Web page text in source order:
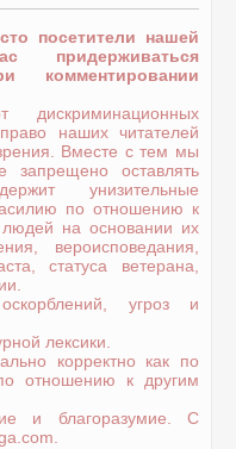
посетители нашей
придерживаться
комментировании
наших читателей
Вместе с тем мы
запрещено оставлять
унизительные
по отношению к
на основании их
вероисповедания,
статуса ветерана,
угроз и
лексики.
корректно как по
отношению к другим
и благоразумие. С